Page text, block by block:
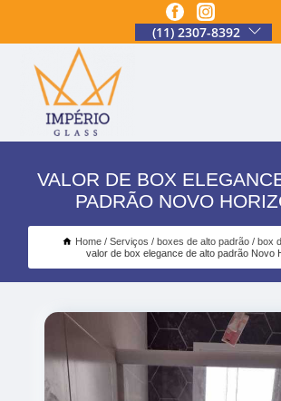
(11) 2307-8392
VALOR DE BOX
PADRÃO NOVO
Home Serviços boxes de alto padrão
box
valor de box elegance de alto padrão Novo